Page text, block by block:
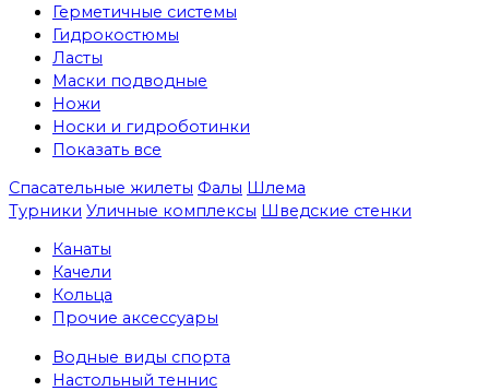
Герметичные системы
Гидрокостюмы
Ласты
Маски подводные
Ножи
Носки и гидроботинки
Показать все
Спасательные жилеты Фалы Шлема
Турники Уличные комплексы Шведские стенки
Канаты
Качели
Кольца
Прочие аксессуары
Водные виды спорта
Настольный теннис